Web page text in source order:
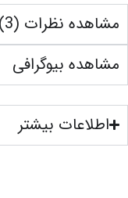
نظرات (3)
بیوگرافی
بیشتر